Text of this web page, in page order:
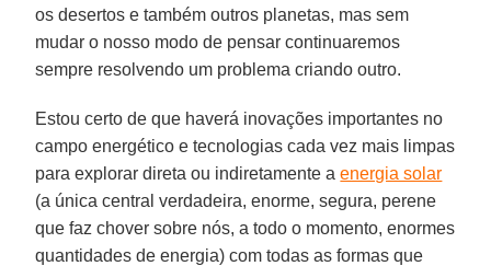
os desertos e também outros planetas, mas sem
mudar o nosso modo de pensar continuaremos
sempre resolvendo um problema criando outro.
Estou certo de que haverá inovações importantes no
campo energético e tecnologias cada vez mais limpas
para explorar direta ou indiretamente aenergia solar
(a única central verdadeira, enorme, segura, perene
que faz chover sobre nós, a todo o momento, enormes
quantidades de energia) com todas as formas que